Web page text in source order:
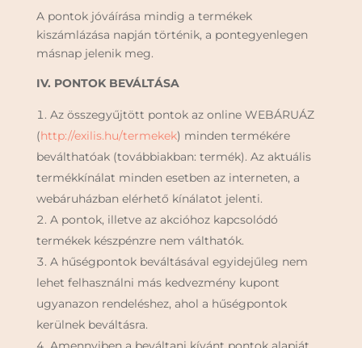
A pontok jóváírása mindig a termékek
kiszámlázása napján történik, a pontegyenlegen
másnap jelenik meg.
IV. PONTOK BEVÁLTÁSA
Az összegyűjtött pontok az online WEBÁRUÁZ
(http://exilis.hu/termekek) minden termékére
beválthatóak (továbbiakban: termék). Az aktuális
termékkínálat minden esetben az interneten, a
webáruházban elérhető kínálatot jelenti.
A pontok, illetve az akcióhoz kapcsolódó
termékek készpénzre nem válthatók.
A hűségpontok beváltásával egyidejűleg nem
lehet felhasználni más kedvezmény kupont
ugyanazon rendeléshez, ahol a hűségpontok
kerülnek beváltásra.